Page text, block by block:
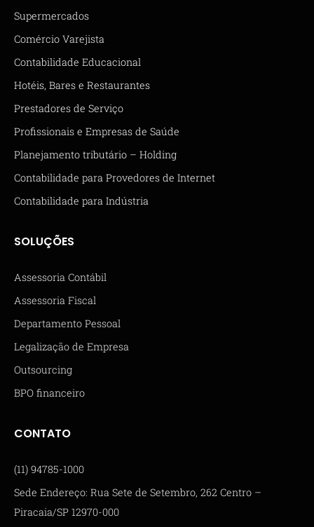
Supermercados
Comércio Varejista
Contabilidade Educacional
Hotéis, Bares e Restaurantes
Prestadores de Serviço
Profissionais e Empresas de Saúde
Planejamento tributário – Holding
Contabilidade para Provedores de Internet
Contabilidade para Indústria
SOLUÇÕES
Assessoria Contábil
Assessoria Fiscal
Departamento Pessoal
Legalização de Empresa
Outsourcing
BPO financeiro
CONTATO
(11) 94785-1000
Sede Endereço: Rua Sete de Setembro, 262 Centro –
Piracaia/SP 12970-000